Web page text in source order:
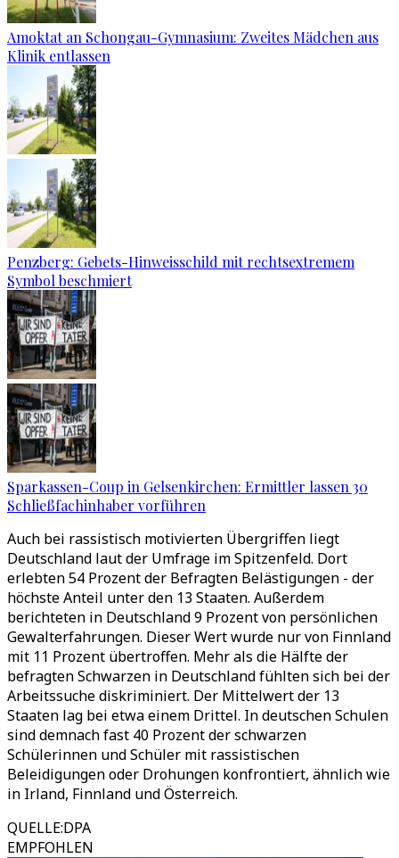
Amoktat an Schongau-Gymnasium: Zweites Mädchen aus
Klinik entlassen
Penzberg: Gebets-Hinweisschild mit rechtsextremem
Symbol beschmiert
Sparkassen-Coup in Gelsenkirchen: Ermittler lassen 30
Schließfachinhaber vorführen
Auch bei rassistisch motivierten Übergriffen liegt
Deutschland laut der Umfrage im Spitzenfeld. Dort
erlebten 54 Prozent der Befragten Belästigungen - der
höchste Anteil unter den 13 Staaten. Außerdem
berichteten in Deutschland 9 Prozent von persönlichen
Gewalterfahrungen. Dieser Wert wurde nur von Finnland
mit 11 Prozent übertroffen. Mehr als die Hälfte der
befragten Schwarzen in Deutschland fühlten sich bei der
Arbeitssuche diskriminiert. Der Mittelwert der 13
Staaten lag bei etwa einem Drittel. In deutschen Schulen
sind demnach fast 40 Prozent der schwarzen
Schülerinnen und Schüler mit rassistischen
Beleidigungen oder Drohungen konfrontiert, ähnlich wie
in Irland, Finnland und Österreich.
QUELLE:DPA
EMPFOHLEN